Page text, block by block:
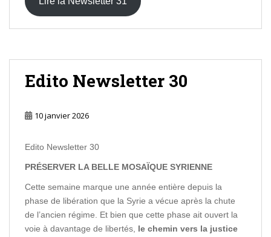
Edito Newsletter 30
10 janvier 2026
Edito Newsletter 30
PRÉSERVER LA BELLE MOSAÏQUE SYRIENNE
Cette semaine marque une année entière depuis la
phase de libération que la Syrie a vécue après la chute
de l’ancien régime. Et bien que cette phase ait ouvert la
voie à davantage de libertés, le chemin vers la justice